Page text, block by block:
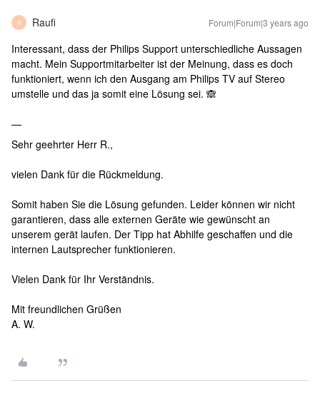
R Raufi Forum|Forum|3 years ago
Interessant, dass der Philips Support unterschiedliche Aussagen
macht. Mein Supportmitarbeiter ist der Meinung, dass es doch
funktioniert, wenn ich den Ausgang am Philips TV auf Stereo
umstelle und das ja somit eine Lösung sei. 🙈
—
Sehr geehrter Herr R.,
vielen Dank für die Rückmeldung.
Somit haben Sie die Lösung gefunden. Leider können wir nicht
garantieren, dass alle externen Geräte wie gewünscht an
unserem gerät laufen. Der Tipp hat Abhilfe geschaffen und die
internen Lautsprecher funktionieren.
Vielen Dank für Ihr Verständnis.
Mit freundlichen Grüßen
A. W.